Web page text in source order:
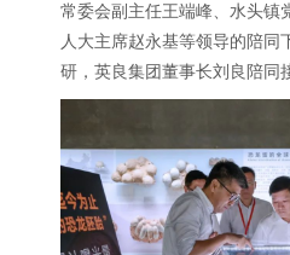
常委会副主任王端峰、水头镇
人大主席赵永基等领导的陪同
研，英良集团董事长刘良陪同